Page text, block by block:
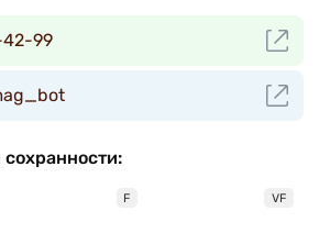
42-99
F VF